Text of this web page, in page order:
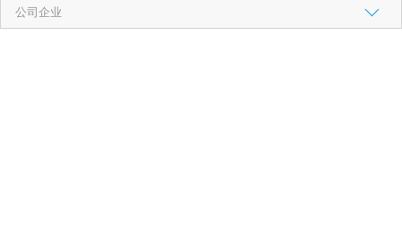
公司企业